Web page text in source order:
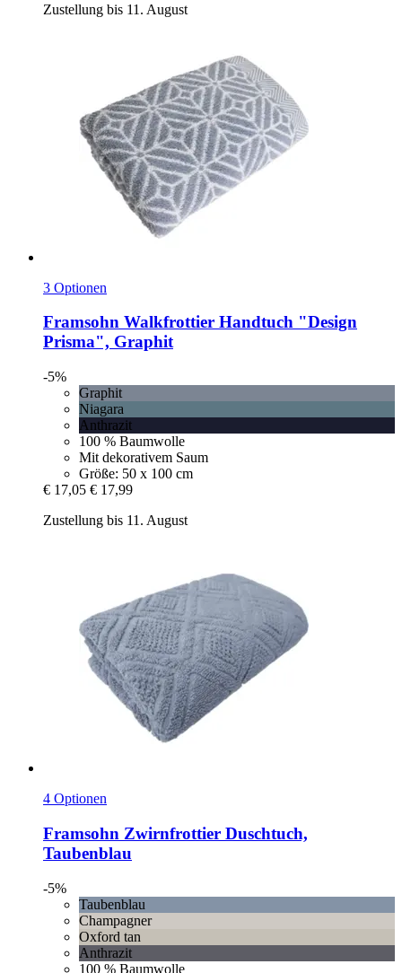
Zustellung bis 11. August
3 Optionen
Framsohn Walkfrottier Handtuch "Design
Prisma", Graphit
-5%
Graphit
Niagara
Anthrazit
100 % Baumwolle
Mit dekorativem Saum
Größe: 50 x 100 cm
€ 17,05 € 17,99
Zustellung bis 11. August
4 Optionen
Framsohn Zwirnfrottier Duschtuch,
Taubenblau
-5%
Taubenblau
Champagner
Oxford tan
Anthrazit
100 % Baumwolle